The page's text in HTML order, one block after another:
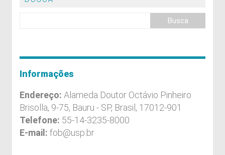
Informações
Endereço: Alameda Doutor Octávio Pinheiro
Brisolla, 9-75, Bauru - SP, Brasil, 17012-901
Telefone: 55-14-3235-8000
E-mail: fob@usp.br